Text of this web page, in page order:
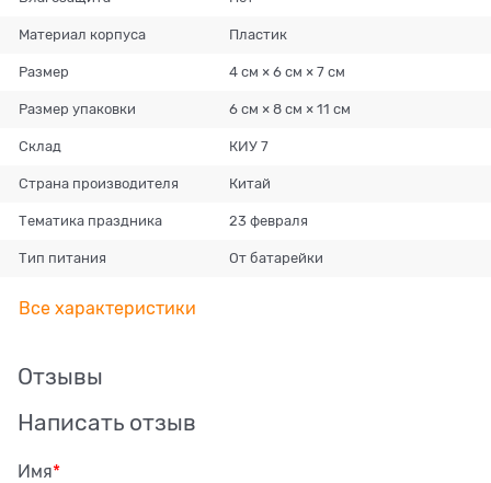
Материал корпуса Пластик
Размер 4 см × 6 см × 7 см
Размер упаковки 6 см × 8 см × 11 см
Склад КИУ 7
Страна производителя Китай
Тематика праздника 23 февраля
Тип питания От батарейки
Все характеристики
Отзывы
Написать отзыв
Имя